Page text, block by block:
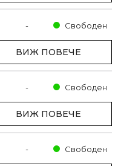
- Свободен
ВИЖ ПОВЕЧЕ
- Свободен
ВИЖ ПОВЕЧЕ
- Свободен